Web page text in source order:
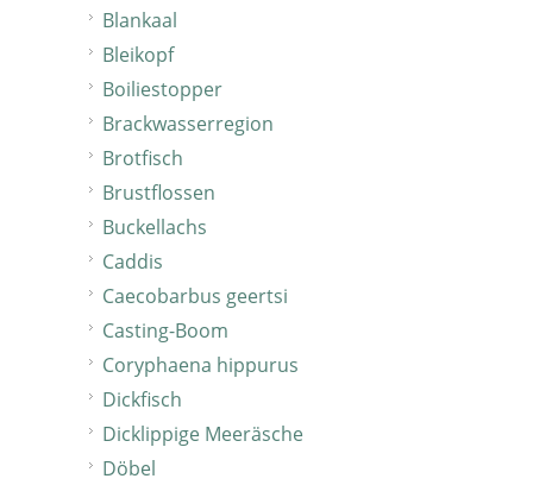
Blankaal
Bleikopf
Boiliestopper
Brackwasserregion
Brotfisch
Brustflossen
Buckellachs
Caddis
Caecobarbus geertsi
Casting-Boom
Coryphaena hippurus
Dickfisch
Dicklippige Meeräsche
Döbel